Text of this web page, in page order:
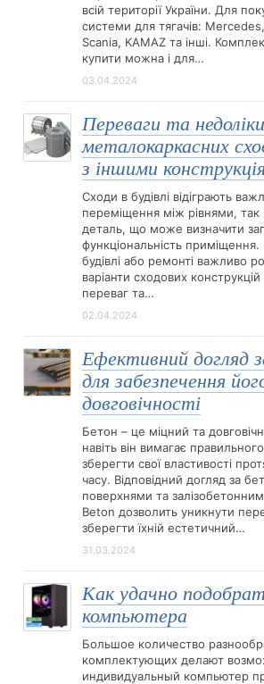
всій території України. Для
системи для тягачів:
Scania, KAMAZ та інші.
купити можна і для…
03.04.2024
Переваги та недоліки
металокаркасних
з іншими
Сходи в будівлі відіграють
переміщення між рівнями, так
деталь, що може визначити
функціональність приміщення.
будівлі або ремонті важливо
варіанти сходових конструкцій
переваг та…
02.04.2024
Ефективний догляд
для забезпечення
довговічності
Бетон – це міцний та
навіть він вимагає
зберегти свої властивості
часу. Відповідний догляд за
поверхнями та
Beton дозволить уникнути
зберегти їхній естетичний…
31.03.2024
Как удачно
компьютера
Большое количество
комплектующих делают
индивидуальный компьютер